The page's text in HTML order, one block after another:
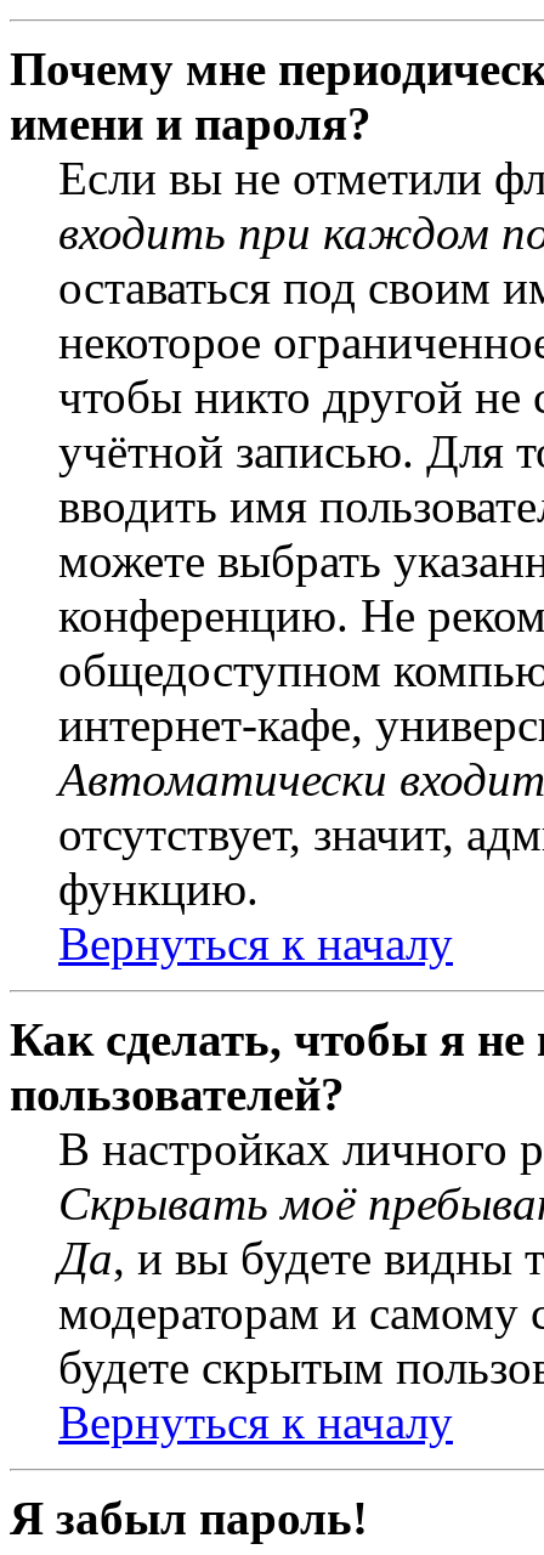
Почему мне
имени и пароля?
Если вы не отметили
входить при каждом
оставаться под своим
некоторое
чтобы никто другой не
учётной записью. Для
вводить имя
можете выбрать
конференцию. Не
общедоступном
интернет-кафе,
Автоматически
отсутствует, значит,
функцию.
Вернуться к началу
Как сделать, чтобы я
пользователей?
В настройках личного
Скрывать моё
Да, и вы будете видны
модераторам и самому
будете скрытым
Вернуться к началу
Я забыл пароль!